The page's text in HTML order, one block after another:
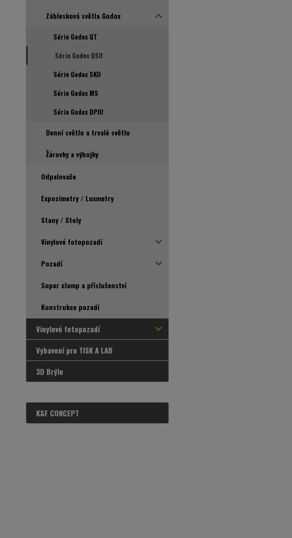
Záblesková světla Godox
Série Godox QT
Série Godox QSII
Série Godox SKII
Série Godox MS
Série Godox DPIII
Denní světlo a trvalé světlo
Žárovky a výbojky
Odpalovače
Expozimetry / Luxmetry
Stany / Stoly
Vinylové fotopozadí
Pozadí
Super clamp a příslušenství
Konstrukce pozadí
Vinylové fotopozadí
Vybavení pro TISK A LAB
3D Brýle
K&F CONCEPT